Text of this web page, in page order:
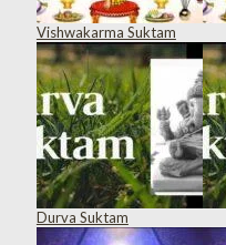
Vishwakarma Suktam
Durva Suktam